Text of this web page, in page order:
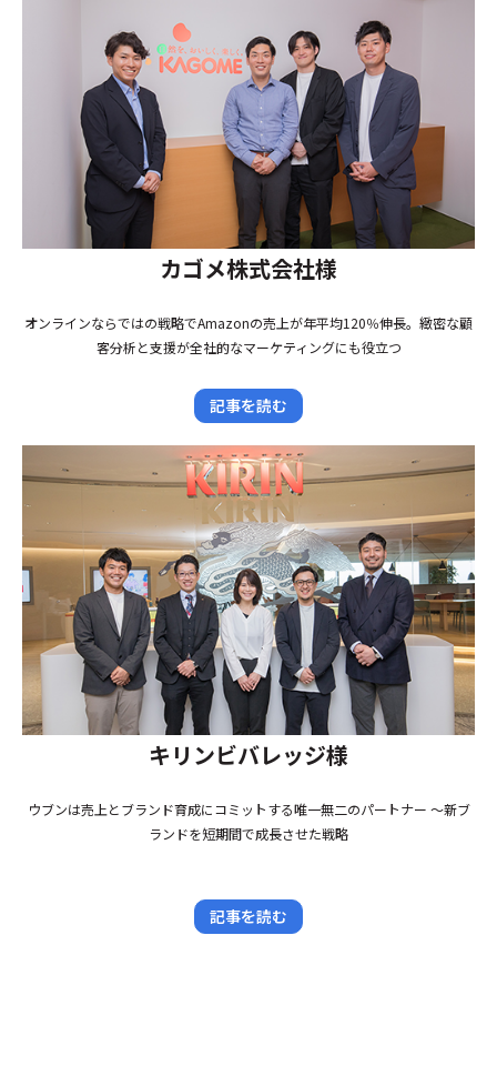
カゴメ株式会社様
オンラインならではの戦略でAmazonの売上が年平均120％伸長。緻密な顧
客分析と支援が全社的なマーケティングにも役立つ
記事を読む
キリンビバレッジ様
ウブンは売上とブランド育成にコミットする唯一無二のパートナー 〜新ブ
ランドを短期間で成長させた戦略
記事を読む